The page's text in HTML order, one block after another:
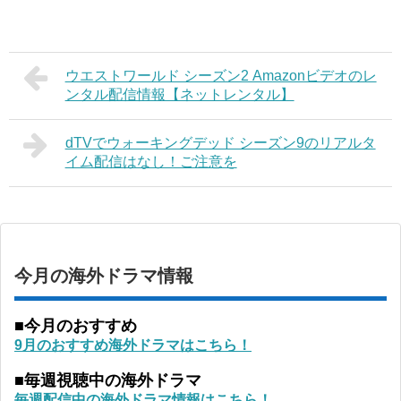
ウエストワールド シーズン2 Amazonビデオのレ
ンタル配信情報【ネットレンタル】
dTVでウォーキングデッド シーズン9のリアルタ
イム配信はなし！ご注意を
今月の海外ドラマ情報
■今月のおすすめ
9月のおすすめ海外ドラマはこちら！
■毎週視聴中の海外ドラマ